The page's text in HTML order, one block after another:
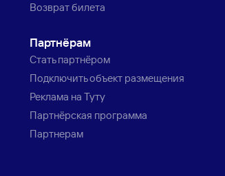
Возврат билета
Партнёрам
Стать партнёром
Подключить объект размещения
Реклама на Туту
Партнёрская программа
Партнерам